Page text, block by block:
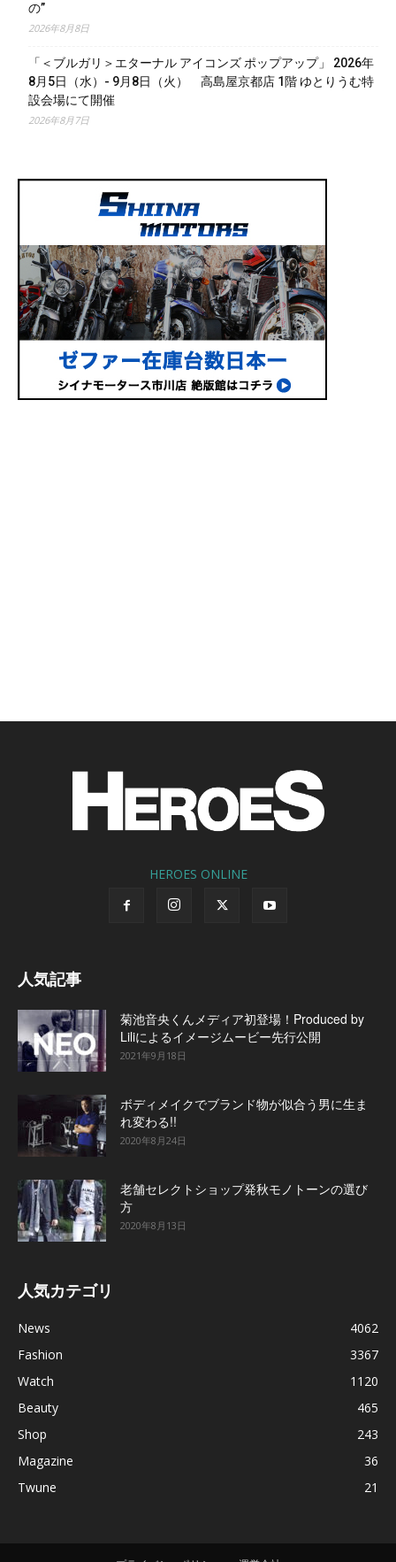
の”
2026年8月8日
「＜ブルガリ＞エターナル アイコンズ ポップアップ」 2026年
8月5日（水）- 9月8日（火） 高島屋京都店 1階 ゆとりうむ特
設会場にて開催
2026年8月7日
HEROES ONLINE
人気記事
菊池音央くんメディア初登場！Produced by
Liliによるイメージムービー先行公開
2021年9月18日
ボディメイクでブランド物が似合う男に生ま
れ変わる!!
2020年8月24日
老舗セレクトショップ発秋モノトーンの選び
方
2020年8月13日
人気カテゴリ
News
4062
Fashion
3367
Watch
1120
Beauty
465
Shop
243
Magazine
36
Twune
21